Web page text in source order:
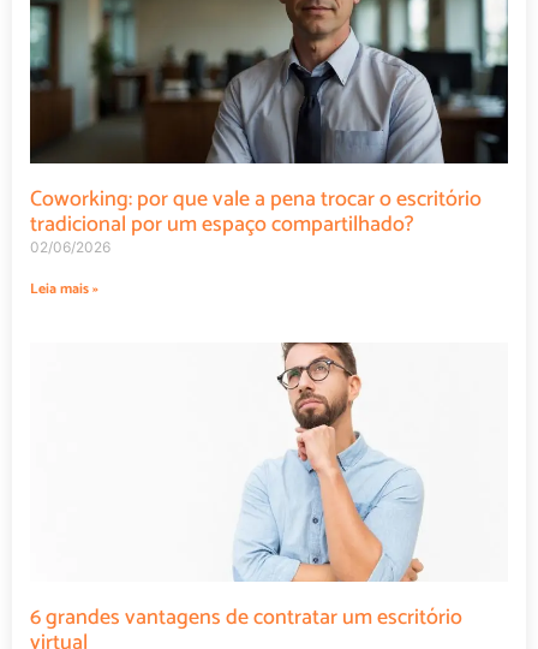
Coworking: por que vale a pena trocar o escritório
tradicional por um espaço compartilhado?
02/06/2026
Leia mais »
6 grandes vantagens de contratar um escritório